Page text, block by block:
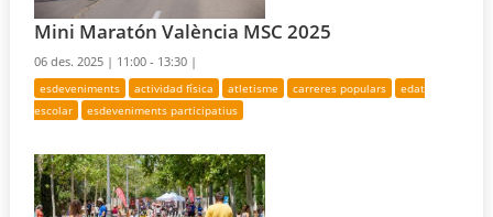
Mini Maratón València MSC 2025
06 des. 2025 | 11:00 - 13:30 |
esdeveniments actividad física atletisme carreres populars
edat
escolar
esdeveniments participatius